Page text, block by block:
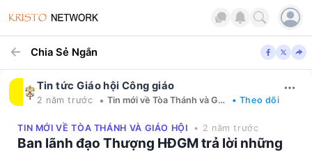
Chia Sẻ Ngắn
Tin tức Giáo hội Công giáo
2 năm trước • Tin mới về Tòa Thánh và Giáo hội • Theo dõi
TIN MỚI VỀ TÒA THÁNH VÀ GIÁO HỘI • 2 năm trước
Ban lãnh đạo Thượng HĐGM trả lời những